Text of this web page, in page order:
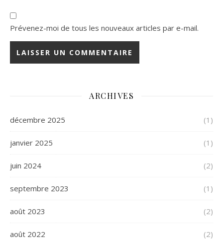
Prévenez-moi de tous les nouveaux articles par e-mail.
ARCHIVES
décembre 2025 (1)
janvier 2025 (1)
juin 2024 (2)
septembre 2023 (1)
août 2023 (2)
août 2022 (2)